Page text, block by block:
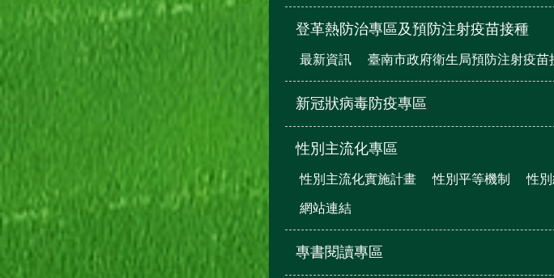
登革熱防治專區及預防注射疫苗接種
最新資訊 臺南市政府衛生局預防注射疫苗
新冠狀病毒防疫專區
性別主流化專區
性別主流化實施計畫 性別平等機制 性
網站連結
專書閱讀專區